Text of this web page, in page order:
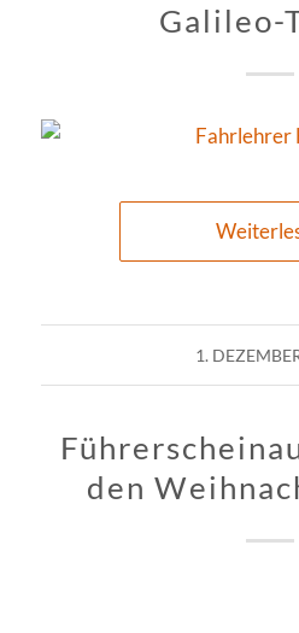
Galileo-
1.
den